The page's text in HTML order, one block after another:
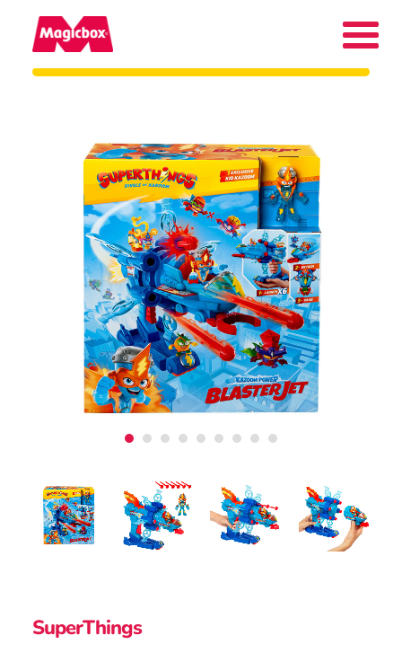
Collectors Area
Compañía
Contacto
Atención al consumidor
Careers
Intranet
SuperThings